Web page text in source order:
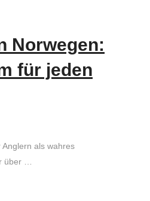
Norwegen:
für jeden
als wahres
über …